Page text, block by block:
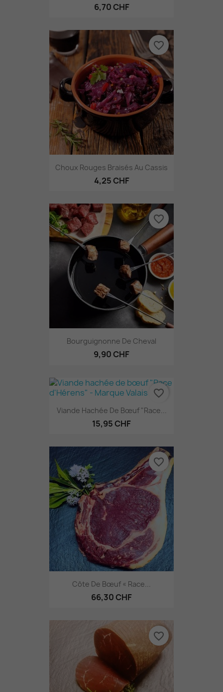
6,70 CHF
Choux Rouges Braisés Au Cassis
4,25 CHF
favorite_border
Bourguignonne De Cheval
9,90 CHF
favorite_border
Viande Hachée De Bœuf "Race...
15,95 CHF
favorite_border
Côte De Bœuf « Race...
66,30 CHF
favorite_border
favorite_border